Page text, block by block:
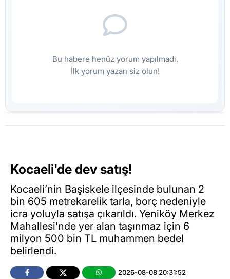
Bu habere henüz yorum yapılmadı.
İlk yorum yazan siz olun!
Kocaeli'de dev satış!
Kocaeli’nin Başiskele ilçesinde bulunan 2
bin 605 metrekarelik tarla, borç nedeniyle
icra yoluyla satışa çıkarıldı. Yeniköy Merkez
Mahallesi’nde yer alan taşınmaz için 6
milyon 500 bin TL muhammen bedel
belirlendi.
2026-08-08 20:31:52